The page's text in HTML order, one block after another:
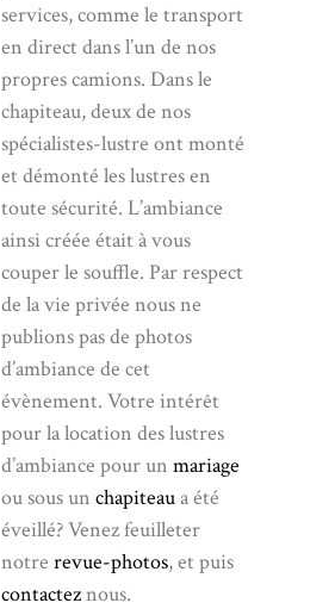
services, comme le transport
en direct dans l’un de nos
propres camions. Dans le
chapiteau, deux de nos
spécialistes-lustre ont monté
et démonté les lustres en
toute sécurité. L’ambiance
ainsi créée était à vous
couper le souffle. Par respect
de la vie privée nous ne
publions pas de photos
d’ambiance de cet
évènement. Votre intérêt
pour la location des lustres
d’ambiance pour un mariage
ou sous un chapiteaua été
éveillé? Venez feuilleter
notre revue-photos, et puis
contacteznous.